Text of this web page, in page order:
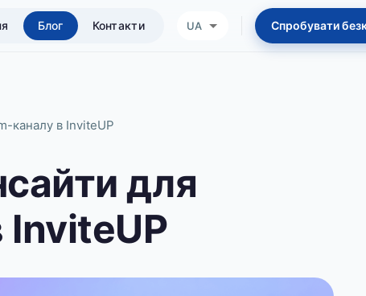
Блог Контакти UA Спробувати
каналу в InviteUP
для
InviteUP